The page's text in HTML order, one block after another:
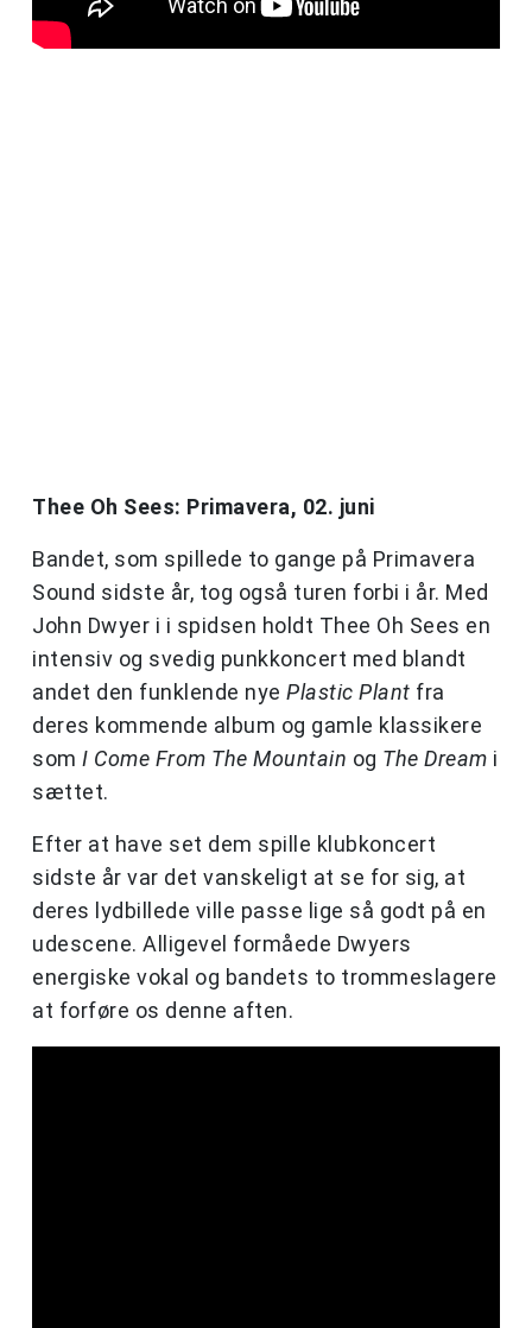
Thee Oh Sees: Primavera, 02. juni
Bandet, som spillede to gange på Primavera
Sound sidste år, tog også turen forbi i år. Med
John Dwyer i i spidsen holdt Thee Oh Sees en
intensiv og svedig punkkoncert med blandt
andet den funklende nye Plastic Plant fra
deres kommende album og gamle klassikere
som I Come From The Mountain og The Dream i
sættet.
Efter at have set dem spille klubkoncert
sidste år var det vanskeligt at se for sig, at
deres lydbillede ville passe lige så godt på en
udescene. Alligevel formåede Dwyers
energiske vokal og bandets to trommeslagere
at forføre os denne aften.